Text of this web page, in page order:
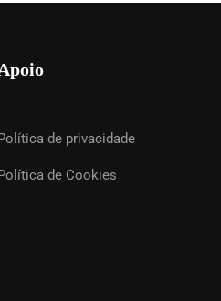
de privacidade
de Cookies